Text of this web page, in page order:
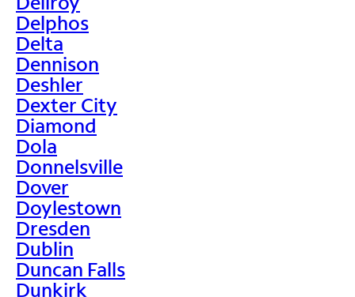
Delphos
Delta
Dennison
Deshler
Dexter City
Diamond
Dola
Donnelsville
Dover
Doylestown
Dresden
Dublin
Duncan Falls
Dunkirk